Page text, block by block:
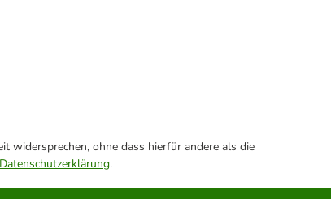
widersprechen, ohne dass hierfür andere als die
Datenschutzerklärung.